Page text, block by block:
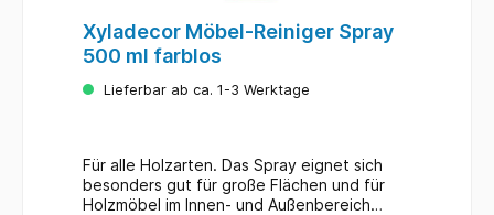
Xyladecor Möbel-Reiniger Spray
500 ml farblos
Lieferbar ab ca. 1-3 Werktage
Für alle Holzarten. Das Spray eignet sich
besonders gut für große Flächen und für
Holzmöbel im Innen- und Außenbereich